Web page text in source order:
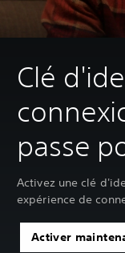
Clé
passe
Activez une clé
expérience de
Activer